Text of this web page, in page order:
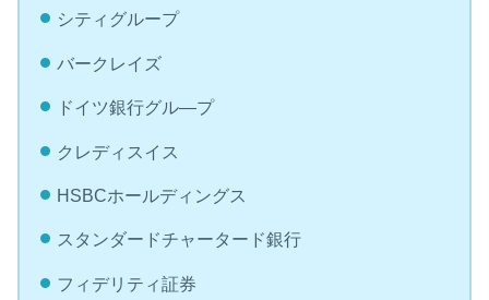
シティグループ
バークレイズ
ドイツ銀行グル―プ
クレディスイス
HSBCホールディングス
スタンダードチャータード銀行
フィデリティ証券